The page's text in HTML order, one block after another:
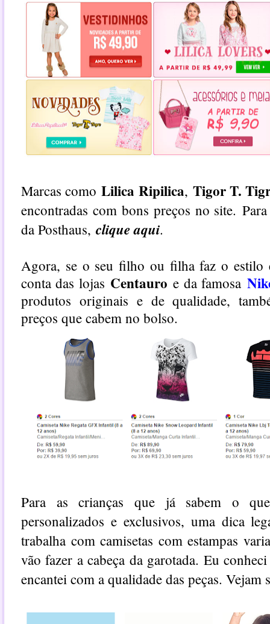
Marcas comoLilica Ripilica, Tigor T.
encontradas com bons preços no site.
da Posthaus, clique aqui.
Agora, se o seu filho ou filha faz o estilo
conta das lojas Centauro e da famosa
produtos originais e de qualidade,
preços que cabem no bolso.
Para as crianças que já sabem o
personalizados e exclusivos, uma dica
trabalha com camisetas com estampas
vão fazer a cabeça da garotada. Eu
encantei com a qualidade das peças. Vejam